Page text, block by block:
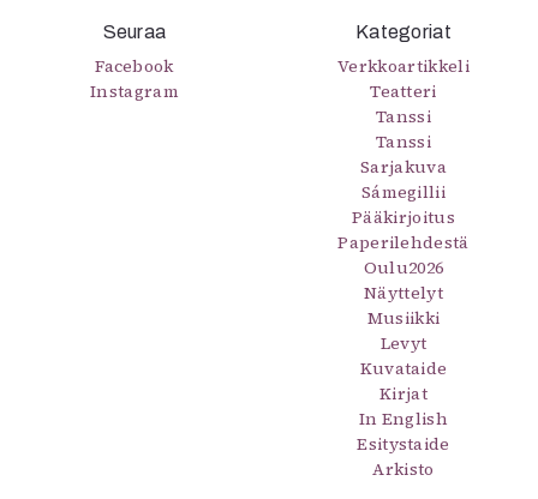
Seuraa
Facebook
Instagram
Kategoriat
Verkkoartikkeli
Teatteri
Tanssi
Tanssi
Sarjakuva
Sámegillii
Pääkirjoitus
Paperilehdestä
Oulu2026
Näyttelyt
Musiikki
Levyt
Kuvataide
Kirjat
In English
Esitystaide
Arkisto